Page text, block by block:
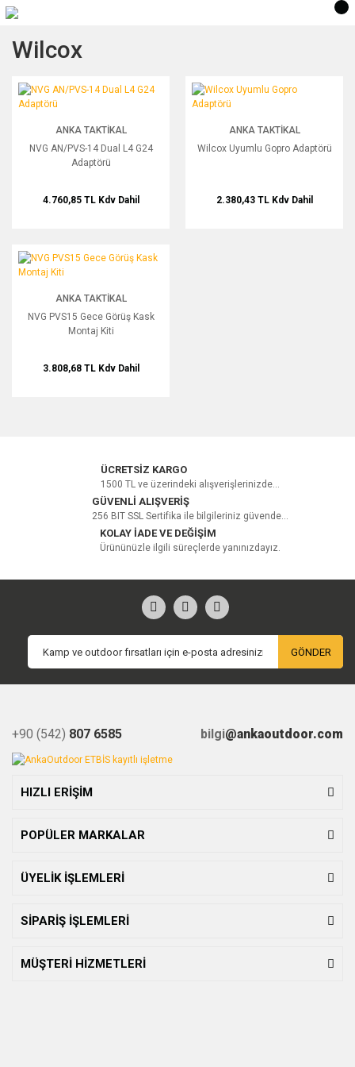
Wilcox
NVG AN/PVS-14 Dual L4 G24 Adaptörü
ANKA TAKTIKAL
NVG AN/PVS-14 Dual L4 G24
Adaptörü
4.760,85 TL Kdv Dahil
Wilcox Uyumlu Gopro Adaptörü
ANKA TAKTIKAL
Wilcox Uyumlu Gopro Adaptörü
2.380,43 TL Kdv Dahil
NVG PVS15 Gece Görüş Kask Montaj Kiti
ANKA TAKTIKAL
NVG PVS15 Gece Görüş Kask
Montaj Kiti
3.808,68 TL Kdv Dahil
ÜCRETSİZ KARGO
1500 TL ve üzerindeki alışverişlerinizde...
GÜVENLİ ALIŞVERİŞ
256 BIT SSL Sertifika ile bilgileriniz güvende...
KOLAY İADE VE DEĞİŞİM
Ürününüzle ilgili süreçlerde yanınızdayız.
GÖNDER
+90 (542) 807 6585 bilgi@ankaoutdoor.com
HIZLI ERİŞİM
POPÜLER MARKALAR
ÜYELİK İŞLEMLERİ
SİPARİŞ İŞLEMLERİ
MÜŞTERİ HİZMETLERİ